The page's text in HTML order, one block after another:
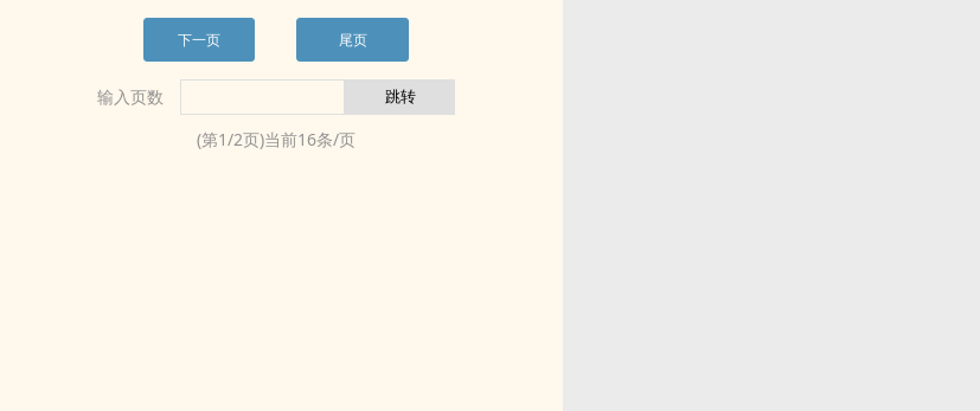
2.该文开篇时间线为高一，总跨15到28岁，故事剧情多原创
3.全文1v1，感情慢热小火炖
4.角色可能存在诠释差异，皆为个人解读的哈姆雷特
5.温馨小提醒:未观看过原作不妨碍阅读本志，尽可放心
6.衍生番外文本:《青色的我们外传》（连结on）
──────────────────────────
殊技能，加了念能力后更是威猛无比。
不过带着前世的冷漠无情还有这副身体原有的残忍暴虐的情绪，霄九歌只觉
不过更麻烦的事却比不过遇上一群更麻烦的人。
#女主人见人爱花见花开，老鼠见了都发呆。
下一页 尾页
输入页数
(第1/2页)当前16条/页